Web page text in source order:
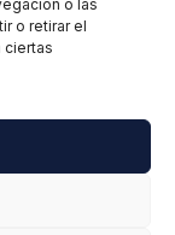
o las
o retirar el
ciertas
la
de